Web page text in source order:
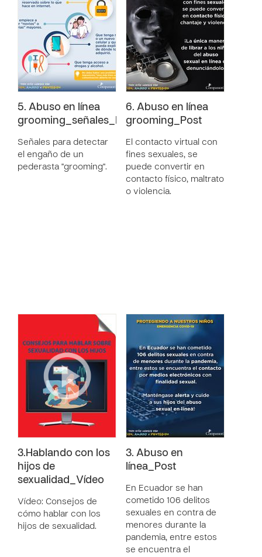
5. Abuso en línea
grooming_señales_Info
Señales para detectar
el engaño de un
pederasta "grooming".
6. Abuso en línea
grooming_Post
El contacto virtual con
fines sexuales, se
puede convertir en
contacto físico, maltrato
o violencia.
3.Hablando con los
hijos de
sexualidad_Vídeo
Vídeo: Consejos de
cómo hablar con los
hijos de sexualidad.
3. Abuso en
línea_Post
En Ecuador se han
cometido 106 delitos
sexuales en contra de
menores durante la
pandemia, entre estos
se encuentra el